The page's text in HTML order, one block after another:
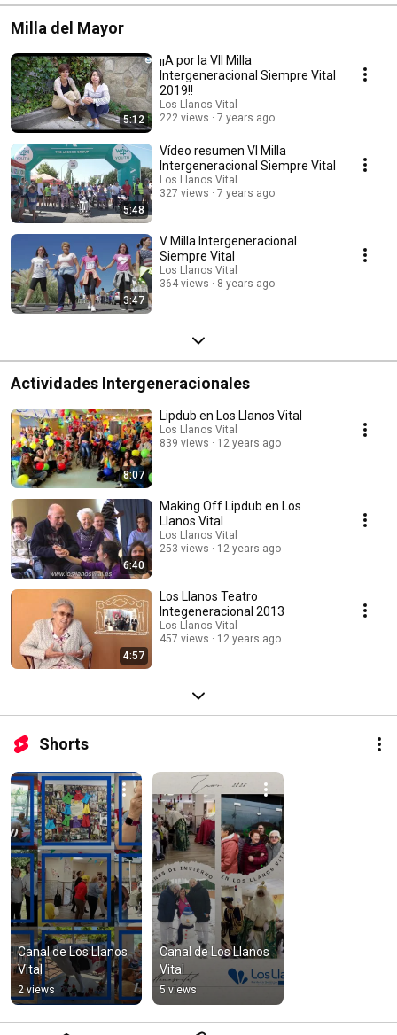
Milla del Mayor
5:12
¡¡A por la VII Milla
Intergeneracional Siempre Vital
2019!!
Los Llanos Vital
222 views
7 years ago
5:48
Vídeo resumen VI Milla
Intergeneracional Siempre Vital
Los Llanos Vital
327 views
7 years ago
3:47
V Milla Intergeneracional
Siempre Vital
Los Llanos Vital
364 views
8 years ago
Actividades Intergeneracionales
8:07
Lipdub en Los Llanos Vital
Los Llanos Vital
839 views
12 years ago
6:40
Making Off Lipdub en Los
Llanos Vital
Los Llanos Vital
253 views
12 years ago
4:57
Los Llanos Teatro
Integeneracional 2013
Los Llanos Vital
457 views
12 years ago
Shorts
Canal de Los Llanos
Vital
2 views
Canal de Los Llanos
Vital
5 views